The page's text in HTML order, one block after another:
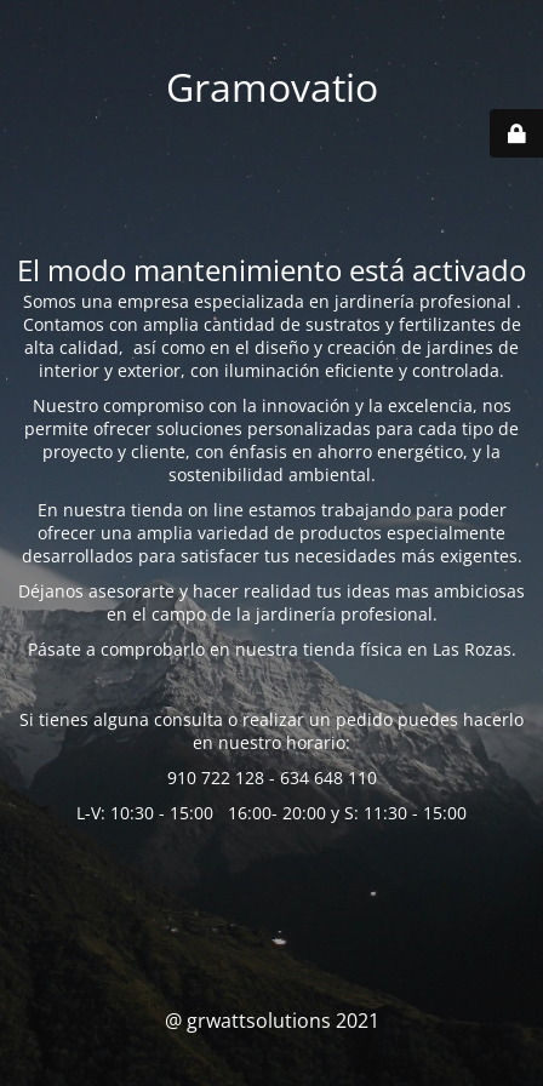
Gramovatio
El modo mantenimiento está activado
Somos una empresa especializada en jardinería profesional .
Contamos con amplia cantidad de sustratos y fertilizantes de
alta calidad, así como en el diseño y creación de jardines de
interior y exterior, con iluminación eficiente y controlada.
Nuestro compromiso con la innovación y la excelencia, nos
permite ofrecer soluciones personalizadas para cada tipo de
proyecto y cliente, con énfasis en ahorro energético, y la
sostenibilidad ambiental.
En nuestra tienda on line estamos trabajando para poder
ofrecer una amplia variedad de productos especialmente
desarrollados para satisfacer tus necesidades más exigentes.
Déjanos asesorarte y hacer realidad tus ideas mas ambiciosas
en el campo de la jardinería profesional.
Pásate a comprobarlo en nuestra tienda física en Las Rozas.
Si tienes alguna consulta o realizar un pedido puedes hacerlo
en nuestro horario:
910 722 128 - 634 648 110
L-V: 10:30 - 15:00 16:00- 20:00 y S: 11:30 - 15:00
@ grwattsolutions 2021